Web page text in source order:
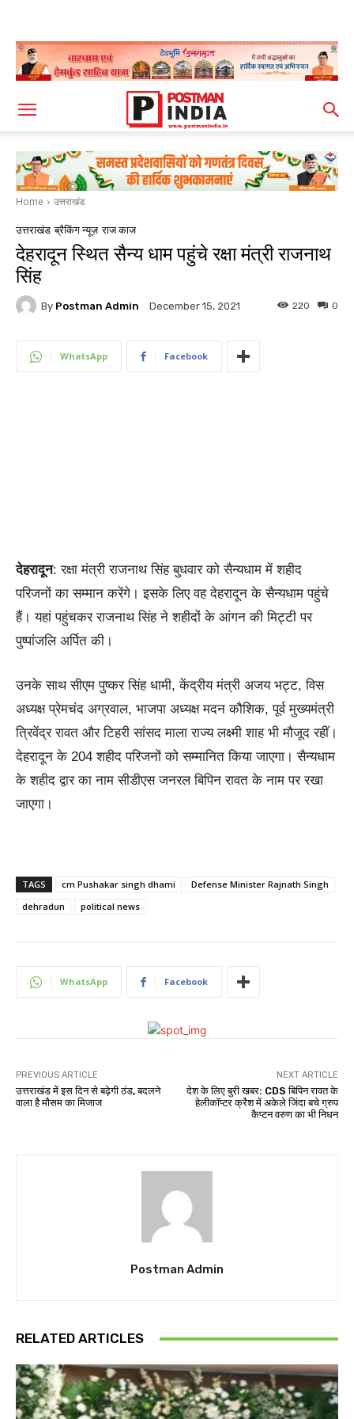
Home उत्तराखंड
उत्तराखंड ब्रैकिंग न्यूज़ राज काज
देहरादून स्थित सैन्य धाम पहुंचे रक्षा मंत्री राजनाथ
सिंह
By Postman Admin December 15, 2021 0
220
WhatsApp Facebook
देहरादून: रक्षा मंत्री राजनाथ सिंह बुधवार को सैन्यधाम में शहीद
परिजनों का सम्मान करेंगे। इसके लिए वह देहरादून के सैन्यधाम पहुंचे
हैं। यहां पहुंचकर राजनाथ सिंह ने शहीदों के आंगन की मिट्टी पर
पुष्पांजलि अर्पित की।
उनके साथ सीएम पुष्कर सिंह धामी, केंद्रीय मंत्री अजय भट्ट, विस
अध्यक्ष प्रेमचंद अग्रवाल, भाजपा अध्यक्ष मदन कौशिक, पूर्व मुख्यमंत्री
त्रिवेंद्र रावत और टिहरी सांसद माला राज्य लक्ष्मी शाह भी मौजूद रहीं।
देहरादून के 204 शहीद परिजनों को सम्मानित किया जाएगा। सैन्यधाम
के शहीद द्वार का नाम सीडीएस जनरल बिपिन रावत के नाम पर रखा
जाएगा।
TAGS cm Pushakar singh dhami
Defense Minister Rajnath Singh
dehradun
political news
WhatsApp Facebook
PREVIOUS ARTICLE
उत्तराखंड में इस दिन से बढ़ेगी ठंड, बदलने
वाला है मौसम का मिजाज
NEXT ARTICLE
देश के लिए बुरी खबर: CDS बिपिन रावत के
हेलीकॉप्टर क्रैश में अकेले जिंदा बचे ग्रुप
कैप्टन वरुण का भी निधन
Postman Admin
RELATED ARTICLES